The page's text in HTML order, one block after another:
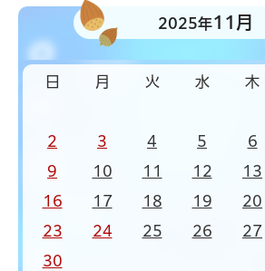
2025年11月
日 月 火 水 木
2 3 4 5 6
9 10 11 12 13
16 17 18 19 20
23 24 25 26 27
30